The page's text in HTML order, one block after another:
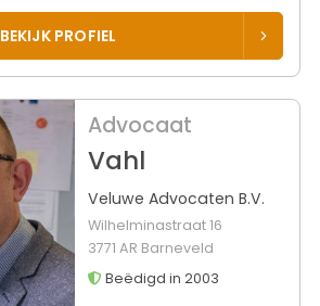
BEKIJK PROFIEL
Advocaat
Vahl
Veluwe Advocaten B.V.
Wilhelminastraat 16
3771 AR Barneveld
Beëdigd in 2003